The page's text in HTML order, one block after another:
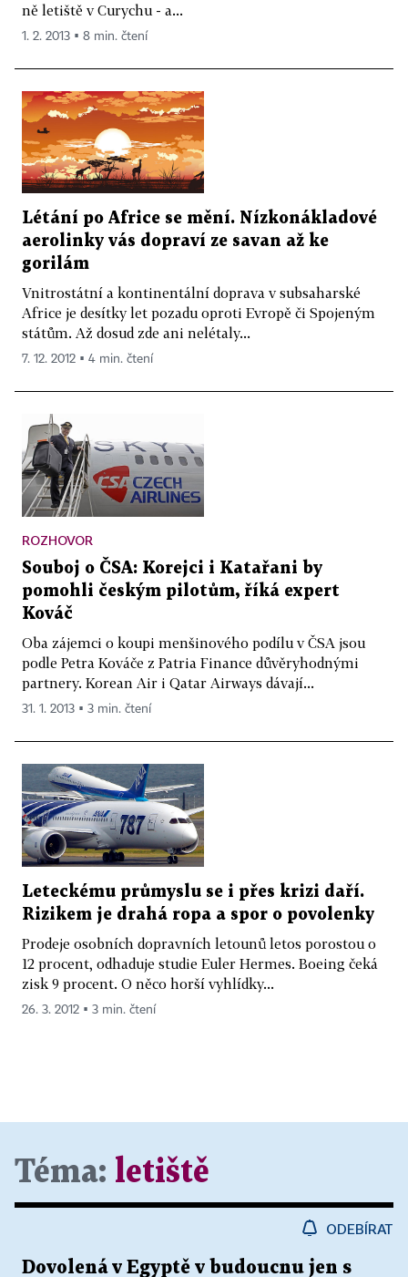
ně letiště v Curychu - a...
1. 2. 2013 ▪ 8 min. čtení
Létání po Africe se mění. Nízkonákladové
aerolinky vás dopraví ze savan až ke
gorilám
Vnitrostátní a kontinentální doprava v subsaharské
Africe je desítky let pozadu oproti Evropě či Spojeným
státům. Až dosud zde ani nelétaly...
7. 12. 2012 ▪ 4 min. čtení
ROZHOVOR
Souboj o ČSA: Korejci i Katařani by
pomohli českým pilotům, říká expert
Kováč
Oba zájemci o koupi menšinového podílu v ČSA jsou
podle Petra Kováče z Patria Finance důvěryhodnými
partnery. Korean Air i Qatar Airways dávají...
31. 1. 2013 ▪ 3 min. čtení
Leteckému průmyslu se i přes krizi daří.
Rizikem je drahá ropa a spor o povolenky
Prodeje osobních dopravních letounů letos porostou o
12 procent, odhaduje studie Euler Hermes. Boeing čeká
zisk 9 procent. O něco horší vyhlídky...
26. 3. 2012 ▪ 3 min. čtení
Téma: letiště
ODEBÍRAT
Dovolená v Egyptě v budoucnu jen s